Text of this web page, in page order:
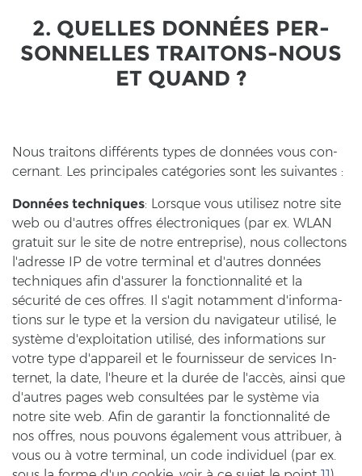
2. QUEL­LES DONNÉES PER­
SON­NEL­LES TRAITONS-​NOUS
ET QUAND ?
Nous trai­tons différents types de données vous con­
cer­nant. Les prin­ci­pa­les catégories sont les sui­van­tes :
Données tech­ni­ques: Lorsque vous uti­li­sez notre site
web ou d'autres off­res électroniques (par ex. WLAN
gra­tuit sur le site de notre en­t­re­pri­se), nous coll­ec­tons
l'adres­se IP de votre ter­mi­nal et d'autres données
tech­ni­ques afin d'as­su­rer la fonctionnalité et la
sécurité de ces off­res. Il s'agit no­tam­ment d'in­for­ma­
ti­ons sur le type et la ver­si­on du na­vi­ga­teur utilisé, le
système d'ex­plo­ita­ti­on utilisé, des in­for­ma­ti­ons sur
votre type d'ap­pa­reil et le four­nis­seur de ser­vices In­
ter­net, la date, l'heure et la durée de l'accès, ainsi que
d'autres pages web consultées par le système via
notre site web. Afin de ga­ran­tir la fonctionnalité de
nos off­res, nous pou­vons également vous at­tri­buer, à
vous ou à votre ter­mi­nal, un code in­di­vi­du­el (par ex.